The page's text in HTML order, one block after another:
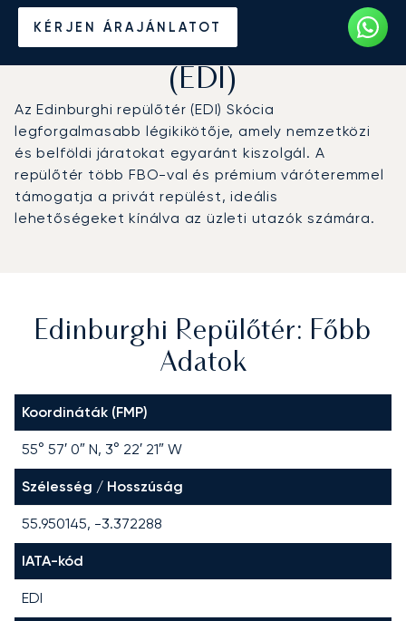
KÉRJEN ÁRAJÁNLATOT
Magánrepülőgép bérlése
az Edinburghi repülőtérre
(EDI)
Az Edinburghi repülőtér (EDI) Skócia
legforgalmasabb légikikötője, amely nemzetközi
és belföldi járatokat egyaránt kiszolgál. A
repülőtér több FBO-val és prémium váróteremmel
támogatja a privát repülést, ideális
lehetőségeket kínálva az üzleti utazók számára.
Edinburghi Repülőtér: Főbb
Adatok
Koordináták (FMP)
55° 57′ 0″ N, 3° 22′ 21″ W
Szélesség / Hosszúság
55.950145, -3.372288
IATA-kód
EDI